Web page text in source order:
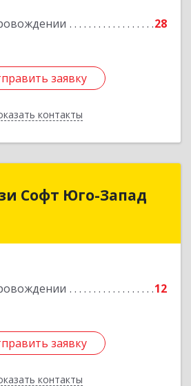
28
заявку
контакты
заявку
Назад
Софт Юго-Запад
12
заявку
контакты
Софт Юго-Запад
Евпатория г, Победы пр-кт,
заявку
Назад